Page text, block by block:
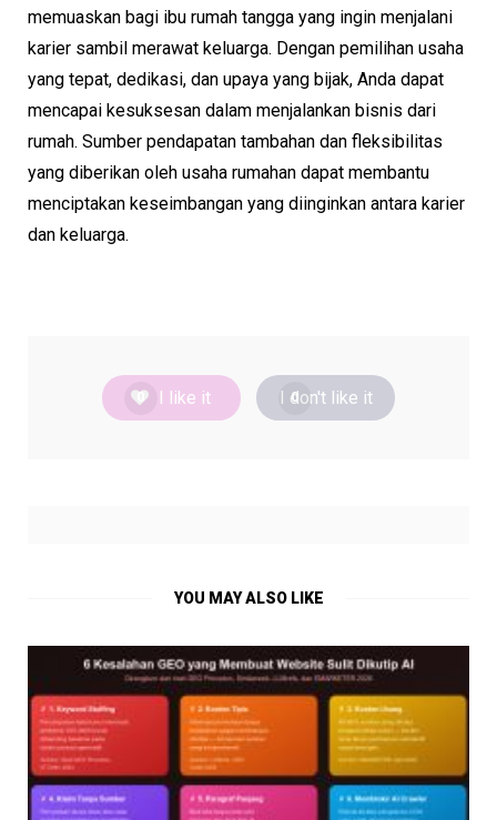
memuaskan bagi ibu rumah tangga yang ingin menjalani
karier sambil merawat keluarga. Dengan pemilihan usaha
yang tepat, dedikasi, dan upaya yang bijak, Anda dapat
mencapai kesuksesan dalam menjalankan bisnis dari
rumah. Sumber pendapatan tambahan dan fleksibilitas
yang diberikan oleh usaha rumahan dapat membantu
menciptakan keseimbangan yang diinginkan antara karier
dan keluarga.
0 I like it 0
I don't like it
YOU MAY ALSO LIKE